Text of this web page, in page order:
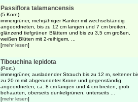
Passiflora talamancensis
(5 Korn)
immergrüner, mehrjähriger Ranker mit wechselständig
angeordneten, bis zu 12 cm langen und 7 cm breiten,
glänzend tiefgrünen Blättern und bis zu 3,5 cm großen,
weißen Blüten mit 2-reihigem, ...
[mehr lesen]
Tibouchina lepidota
(Port.)
immergrüner, ausladender Strauch bis zu 12 m, seltener
zu 20 m mit abgerundeter Krone und gegenständig
angeordneten, ca. 8 cm langen und 4 cm breiten, grob
behaarten, oberseits dunkelgrünen, unterseits ...
[mehr lesen]